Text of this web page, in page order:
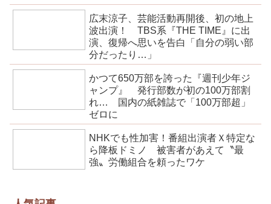
広末涼子、芸能活動再開後、初の地上
波出演！ TBS系『THE TIME』に出
演、復帰へ思いを告白「自分の弱い部
分だったり…」
かつて650万部を誇った『週刊少年ジ
ャンプ』 発行部数が初の100万部割
れ… 国内の紙雑誌で「100万部超」
ゼロに
NHKでも性加害！番組出演者Ｘ特定な
ら降板ドミノ 被害者があえて〝最
強〟労働組合を頼ったワケ